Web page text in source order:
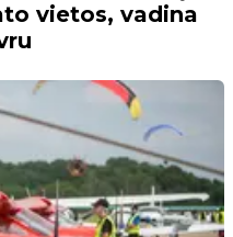
vietos, vadina